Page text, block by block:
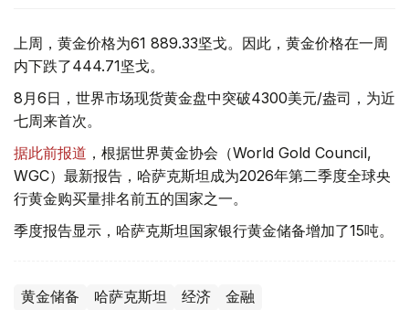
上周，黄金价格为61 889.33坚戈。因此，黄金价格在一周
内下跌了444.71坚戈。
8月6日，世界市场现货黄金盘中突破4300美元/盎司，为近
七周来首次。
据此前报道 ，根据世界黄金协会（World Gold Council,
WGC）最新报告，哈萨克斯坦成为2026年第二季度全球央
行黄金购买量排名前五的国家之一。
季度报告显示，哈萨克斯坦国家银行黄金储备增加了15吨。
黄金储备 哈萨克斯坦 经济 金融